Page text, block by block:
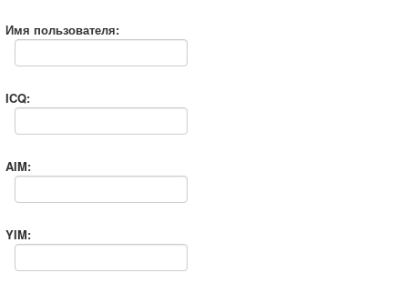
Имя пользователя:
ICQ:
AIM:
YIM: